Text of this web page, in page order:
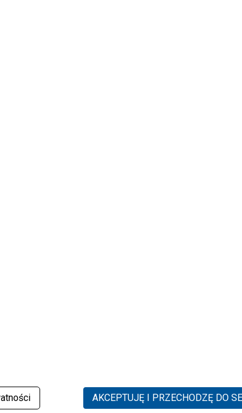
AKCEPTUJĘ I PRZECHODZĘ DO
show-biznesie znany jest ze współpracy przy
a także z profesjonalnego podejścia do pracy
milczenie po śmierci Jacka Wójcika – to
show-biznesie
się na rozstania po latach wspólnego życia.
o jej życiu prywatnym – aktorka jest w trakcie
się na ich wizerunku publicznym,
obecność na premierze trzeciego sezonu
łączyć obowiązki zawodowe z prywatnymi
z głębokim dekoltem, a spod niej aktorka
i nowoczesnego charakteru. Spodnie były